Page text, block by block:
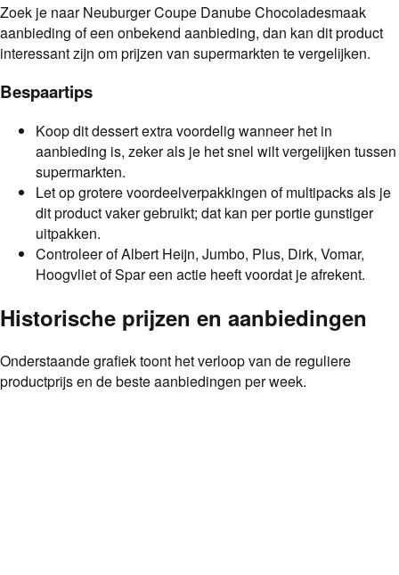
Zoek je naar Neuburger Coupe Danube Chocoladesmaak
aanbieding of een onbekend aanbieding, dan kan dit product
interessant zijn om prijzen van supermarkten te vergelijken.
Bespaartips
Koop dit dessert extra voordelig wanneer het in
aanbieding is, zeker als je het snel wilt vergelijken tussen
supermarkten.
Let op grotere voordeelverpakkingen of multipacks als je
dit product vaker gebruikt; dat kan per portie gunstiger
uitpakken.
Controleer of Albert Heijn, Jumbo, Plus, Dirk, Vomar,
Hoogvliet of Spar een actie heeft voordat je afrekent.
Historische prijzen en aanbiedingen
Onderstaande grafiek toont het verloop van de reguliere
productprijs en de beste aanbiedingen per week.